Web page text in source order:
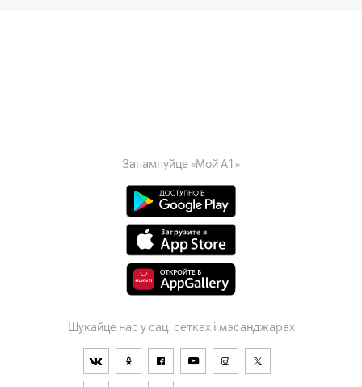
Запампуйце «Мой А1»
Шукайце нас у сац. сетках і мэсанджарах